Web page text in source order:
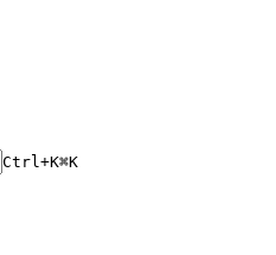
Ctrl+K⌘K